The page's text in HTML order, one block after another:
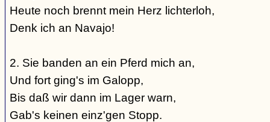
Heute noch brennt mein Herz lichterloh,
Denk ich an Navajo!
2. Sie banden an ein Pferd mich an,
Und fort ging's im Galopp,
Bis daß wir dann im Lager warn,
Gab's keinen einz'gen Stopp.